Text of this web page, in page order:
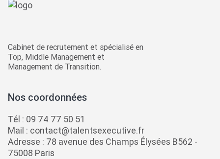
Cabinet de recrutement et spécialisé en
Top, Middle Management et
Management de Transition.
Nos coordonnées
Tél : 09 74 77 50 51
Mail : contact@talentsexecutive.fr
Adresse : 78 avenue des Champs Élysées B562 -
75008 Paris